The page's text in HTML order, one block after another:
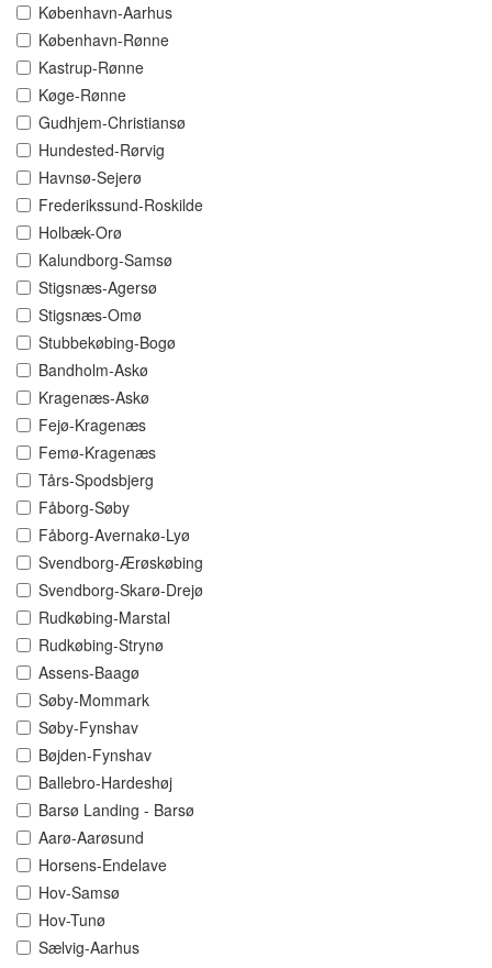
København-Aarhus
København-Rønne
Kastrup-Rønne
Køge-Rønne
Gudhjem-Christiansø
Hundested-Rørvig
Havnsø-Sejerø
Frederikssund-Roskilde
Holbæk-Orø
Kalundborg-Samsø
Stigsnæs-Agersø
Stigsnæs-Omø
Stubbekøbing-Bogø
Bandholm-Askø
Kragenæs-Askø
Fejø-Kragenæs
Femø-Kragenæs
Tårs-Spodsbjerg
Fåborg-Søby
Fåborg-Avernakø-Lyø
Svendborg-Ærøskøbing
Svendborg-Skarø-Drejø
Rudkøbing-Marstal
Rudkøbing-Strynø
Assens-Baagø
Søby-Mommark
Søby-Fynshav
Bøjden-Fynshav
Ballebro-Hardeshøj
Barsø Landing - Barsø
Aarø-Aarøsund
Horsens-Endelave
Hov-Samsø
Hov-Tunø
Sælvig-Aarhus